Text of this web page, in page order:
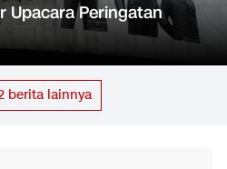
Peringatan
berita lainnya